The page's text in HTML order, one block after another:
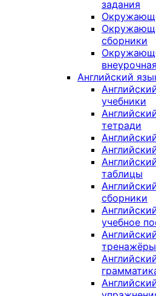
задания
сборники
Английский
учебники
тетради
таблицы
сборники
учебное
тренажёры